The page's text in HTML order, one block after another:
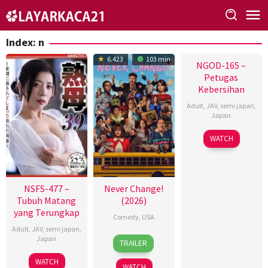
to
content
Index: n
NSFS-477 –
Tubuh Matang
yang Terungkap
Adult JAV, semi japan
Japan
WATCH
6.423 103 min
Never Change!
(2026)
Comedy USA
9
Jun
2026
Marty
Schousboe
TRAILER
NGOD-165 –
Petugas
Kebersihan
Adult, JAV, semi japan,
Japan
WATCH